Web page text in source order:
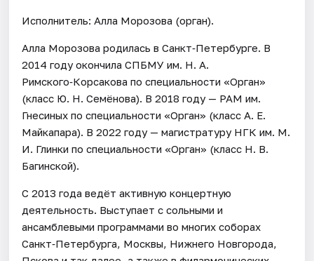
Исполнитель: Алла Морозова (орган).
Алла Морозова родилась в Санкт‑Петербурге. В
2014 году окончила СПБМУ им. Н. А.
Римского‑Корсакова по специальности «Орган»
(класс Ю. Н. Семёнова). В 2018 году — РАМ им.
Гнесиных по специальности «Орган» (класс А. Е.
Майкапара). В 2022 году — магистратуру НГК им. М.
И. Глинки по специальности «Орган» (класс Н. В.
Багинской).
С 2013 года ведёт активную концертную
деятельность. Выступает с сольными и
ансамблевыми программами во многих соборах
Санкт‑Петербурга, Москвы, Нижнего Новгорода,